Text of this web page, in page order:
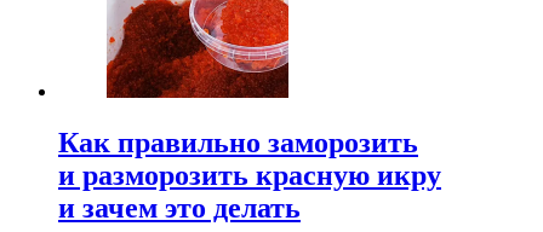
Как правильно заморозить
и разморозить красную икру
и зачем это делать